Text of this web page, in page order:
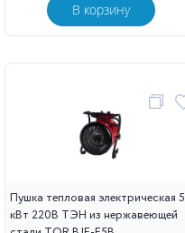
В корзину
Пушка тепловая электрическая 5
кВт 220В ТЭН из нержавеющей